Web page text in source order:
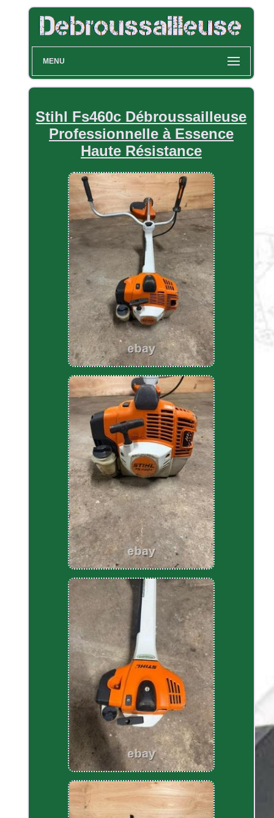
MENU
Stihl Fs460c Débroussailleuse
Professionnelle à Essence
Haute Résistance